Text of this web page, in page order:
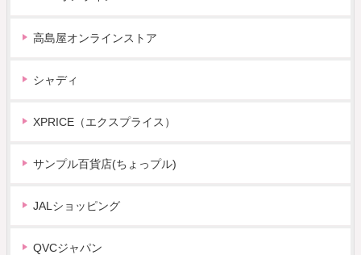
高島屋オンラインストア
シャディ
XPRICE（エクスプライス）
サンプル百貨店(ちょっプル)
JALショッピング
QVCジャパン